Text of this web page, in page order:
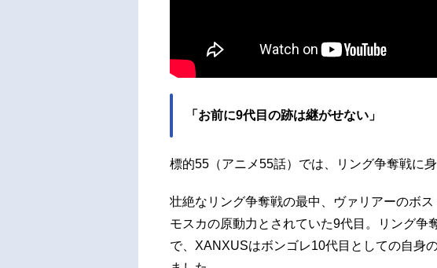
「お前に9代目の跡は継がせない」
標的55（アニメ55話）では、リング争奪戦に
壮絶なリング争奪戦の最中、ヴァリアーのボ
モスカの原動力とされていた9代目。リング争
で、XANXUSはボンゴレ10代目としての自身